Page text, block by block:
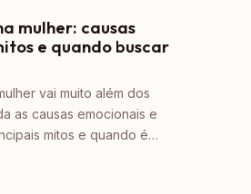
mulher: causas
e quando buscar
vai muito além dos
as causas emocionais e
mitos e quando é…